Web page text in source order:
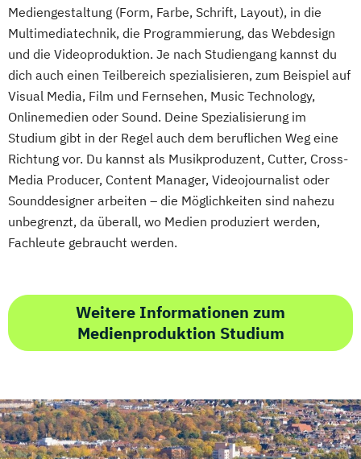
Mediengestaltung (Form, Farbe, Schrift, Layout), in die
Multimediatechnik, die Programmierung, das Webdesign
und die Videoproduktion. Je nach Studiengang kannst du
dich auch einen Teilbereich spezialisieren, zum Beispiel auf
Visual Media, Film und Fernsehen, Music Technology,
Onlinemedien oder Sound. Deine Spezialisierung im
Studium gibt in der Regel auch dem beruflichen Weg eine
Richtung vor. Du kannst als Musikproduzent, Cutter, Cross-
Media Producer, Content Manager, Videojournalist oder
Sounddesigner arbeiten – die Möglichkeiten sind nahezu
unbegrenzt, da überall, wo Medien produziert werden,
Fachleute gebraucht werden.
Weitere Informationen zum
Medienproduktion Studium